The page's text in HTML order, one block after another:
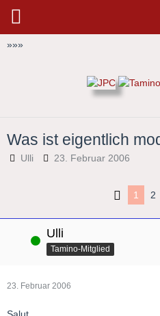
»»»
Was ist eigentlich
Ulli 23. Februar 2006
1 2
Online Ulli
Tamino-Mitglied
23. Februar 2006